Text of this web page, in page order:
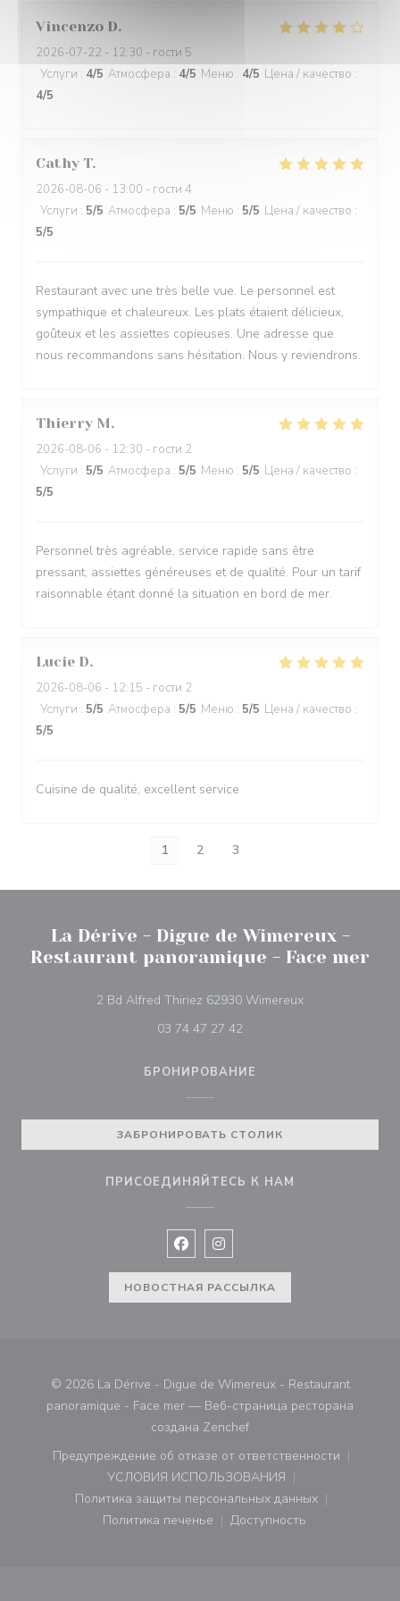
Vincenzo D
2026-07-22 - 12:30 - гости 5
Услуги : 4/5 Атмосфера : 4/5 Меню : 4/5 Цена / качество :
4/5
Cathy T
2026-08-06 - 13:00 - гости 4
Услуги : 5/5 Атмосфера : 5/5 Меню : 5/5 Цена / качество :
5/5
Restaurant avec une très belle vue. Le personnel est
sympathique et chaleureux. Les plats étaient délicieux,
goûteux et les assiettes copieuses. Une adresse que
nous recommandons sans hésitation. Nous y reviendrons.
Thierry M
2026-08-06 - 12:30 - гости 2
Услуги : 5/5 Атмосфера : 5/5 Меню : 5/5 Цена / качество :
5/5
Personnel très agréable, service rapide sans être
pressant, assiettes généreuses et de qualité. Pour un tarif
raisonnable étant donné la situation en bord de mer.
Lucie D
2026-08-06 - 12:15 - гости 2
Услуги : 5/5 Атмосфера : 5/5 Меню : 5/5 Цена / качество :
5/5
Cuisine de qualité, excellent service
1 2 3
La Dérive - Digue de Wimereux -
Restaurant panoramique - Face mer
2 Bd Alfred Thiriez 62930 Wimereux((открывается
03 74 47 27 42
БРОНИРОВАНИЕ
ЗАБРОНИРОВАТЬ СТОЛИК
ПРИСОЕДИНЯЙТЕСЬ К НАМ
Facebook ((открывается в новом
Instagram ((открывается в
НОВОСТНАЯ РАССЫЛКА
© 2026 La Dérive - Digue de Wimereux - Restaurant
panoramique - Face mer — Веб-страница ресторана
создана Zenchef((открывается в новом
Предупреждение об отказе от ответственности
((открывается в новом окне))
УСЛОВИЯ ИСПОЛЬЗОВАНИЯ
((открывается в новом окне))
Политика защиты персональных данных
((открывается в новом окне))
Политика печенье
((открывается в новом окне))
Доступность
((открывается в